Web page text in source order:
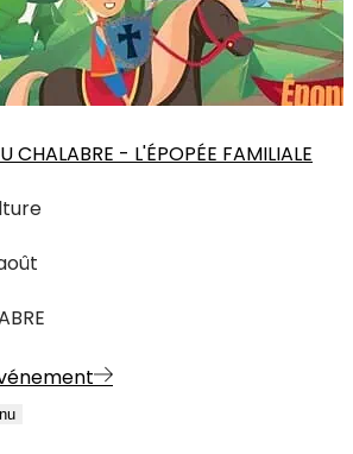
CHALABRE - L'ÉPOPÉE FAMILIALE